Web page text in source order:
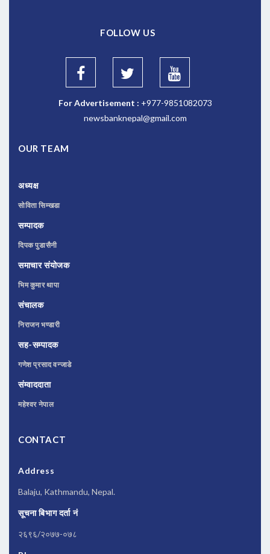
FOLLOW US
For Advertisement : +977-9851082073
newsbanknepal@gmail.com
OUR TEAM
अध्यक्ष
सोविता सिम्खडा
सम्पादक
दिपक पुडासैनी
समाचार संयोजक
भिम कुमार थापा
संचालक
निराजन भण्डारी
सह-सम्पादक
गणेश प्रसाद वन्जाडे
संम्वाददाता
महेश्वर नेपाल
CONTACT
Address
Balaju, Kathmandu, Nepal.
सूचना बिभाग दर्ता नं
२६९६/२०७७-०७८